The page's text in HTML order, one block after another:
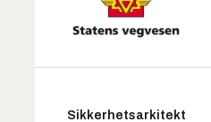
Sikkerhetsarkitekt